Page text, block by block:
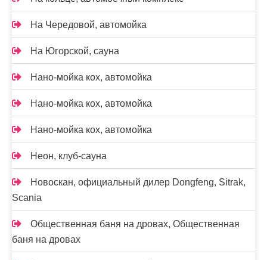
На Чередовой, автомойка
На Югорской, сауна
Нано-мойка кох, автомойка
Нано-мойка кох, автомойка
Нано-мойка кох, автомойка
Неон, клуб-сауна
Новоcкан, официальный дилер Dongfeng, Sitrak,
Scania
Общественная баня на дровах, Общественная
баня на дровах